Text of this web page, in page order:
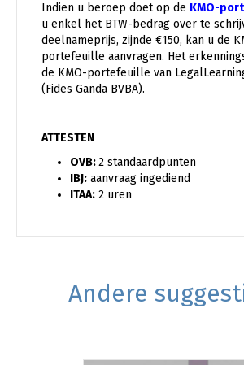
Indien u beroep doet op de KMO-
u enkel het BTW-bedrag over te
deelnameprijs, zijnde €150, kan u de
portefeuille aanvragen. Het
de KMO-portefeuille van
(Fides Ganda BVBA).
ATTESTEN
OVB:2 standaardpunten
IBJ: aanvraag ingediend
ITAA: 2 uren
Andere